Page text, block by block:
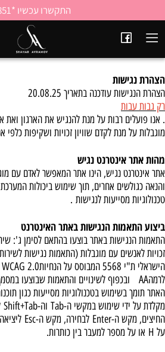
התקשרו עכשיו *6851
הצהרת נגישות
הצהרת הנגישות עודכנה בתאריך 20.08.25
רק גבות עבות
. אנו פועלים רבות על מנת להנגיש את הארגון
מוגבלות על מנת לקדם שוויון זכויות ושקיפות
מהות אתר אינטרנט נגיש
אתר אינטרנט נגיש, הינו אתר המאפשר לאדם עם
והנאה כגולשים אחרים, תוך שימוש ביכולות
טכנולוגיות מסייעות לנגישות .
ביצוע התאמות הנגישות באתר האינטרנט
התאמות הנגישות באתר בוצעו בהתאם לסימן ג':
הישראלי ת"י 5568 המבוסס על הנחיות
WCAG 2.0
לרמהAA
ובכפוף לשינויים והתאמות שבוצעו
האתר תומך בשימוש בטכנולוגיות מסייעות כגון
מקלדת על ידי שימוש במקשי ה-Tab וה-Shift+Tab
החיצים, מקש ה-Enter לבחירה, מקש ה-Esc
על H או על מספר למעבר בין כותרות.